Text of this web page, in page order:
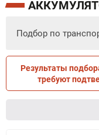
Подбор по
ПО
Результаты
требуют